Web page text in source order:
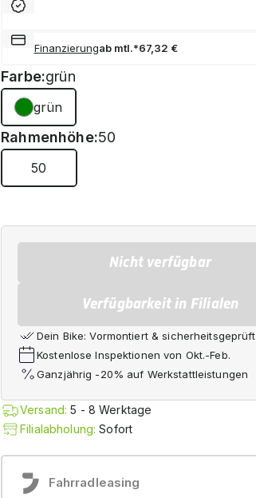
Finanzierungab mtl.*67,32 €
Farbe:grün
grün
Rahmenhöhe:50
50
Nicht verfügbar
Verfügbarkeit in Filialen
Dein Bike: Vormontiert & sicherheitsgeprüft
Kostenlose Inspektionen von Okt.-Feb.
Ganzjährig -20% auf Werkstattleistungen
Versand:5 - 8 Werktage
Filialabholung:Sofort
Fahrradleasing